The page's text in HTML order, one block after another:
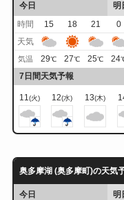
今日
明
時間
15 18 21 0
天気
気温 29℃ 27℃ 25℃ 24
7日間天気予報
11(火) 12(水) 13(木)
奥多摩湖 (奥多摩町)の天気
今日
明